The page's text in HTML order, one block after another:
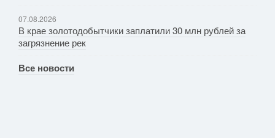
07.08.2026
В крае золотодобытчики заплатили 30 млн рублей за
загрязнение рек
Все новости